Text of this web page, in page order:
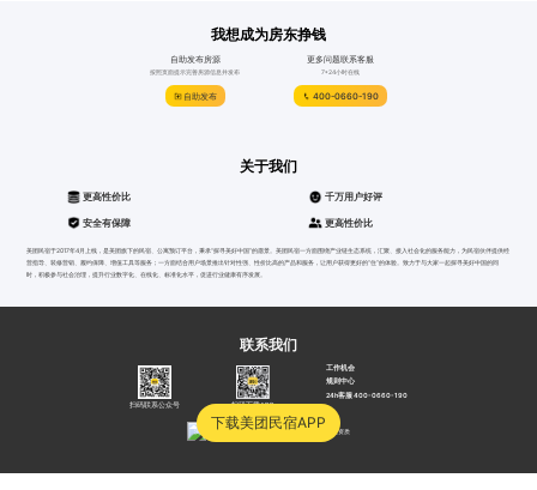
我想成为房东挣钱
自助发布房源
按照页面提示完善房源信息并发布
自助发布
更多问题联系客服
7*24小时在线
400-0660-190
关于我们
更高性价比 千万用户好评
安全有保障 更高性价比
美团民宿于2017年4月上线，是美团旗下的民宿、公寓预订平台，秉承“探寻美好中国”的愿景。美团民宿一方面围绕产业链生态系统，汇聚、接入社会化的服务能力，为民宿伙伴提供经
营指导、装修营销、履约保障、增值工具等服务；一方面结合用户场景推出针对性强、性价比高的产品和服务，让用户获得更好的“住”的体验。致力于与大家一起探寻美好中国的同
时，积极参与社会治理，提升行业数字化、在线化、标准化水平，促进行业健康有序发展。
联系我们
扫码联系公众号 扫码下载APP
工作机会
规则中心
24h客服 400-0660-190
沪公网安备31010502000052号 沪B2-20040012 营业资质
下载美团民宿APP